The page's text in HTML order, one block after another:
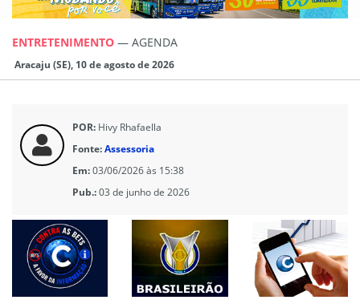
ENTRETENIMENTO — AGENDA
Aracaju (SE), 10 de agosto de 2026
POR: Hivy Rhafaella
Fonte:Assessoria
Em:03/06/2026 às 15:38
Pub.:03 de junho de 2026